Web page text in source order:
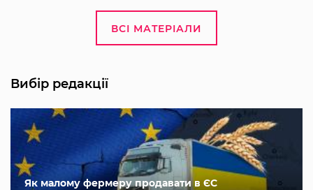
ВСІ МАТЕРІАЛИ
Вибір редакції
Як малому фермеру продавати в ЄС